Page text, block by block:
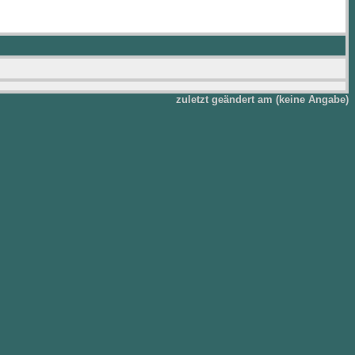
zuletzt geändert am (keine Angabe)